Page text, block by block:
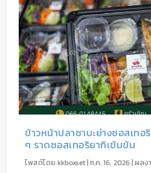
ข้าวหน้าปลาซาบะย่างซอสเทอ
ๆ ราดซอสเทอริยากิเข้มข้น
โพสต์โดยkkboxset|ก.ค. 16, 2026|ผลง